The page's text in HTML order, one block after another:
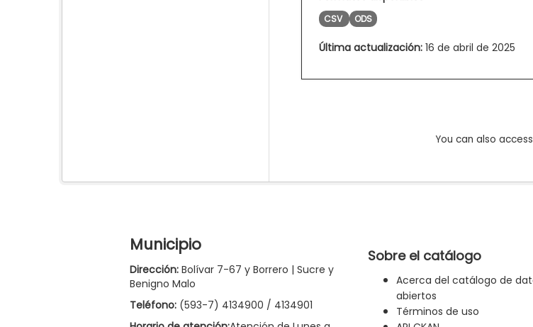
CSV ODS
Última actualización: 16 de abril de 2025
You can also
Municipio
Dirección: Bolívar 7-67 y Borrero | Sucre y
Benigno Malo
Teléfono: (593-7) 4134900 / 4134901
Sobre el catálogo
Acerca del catálogo de
abiertos
Términos de uso